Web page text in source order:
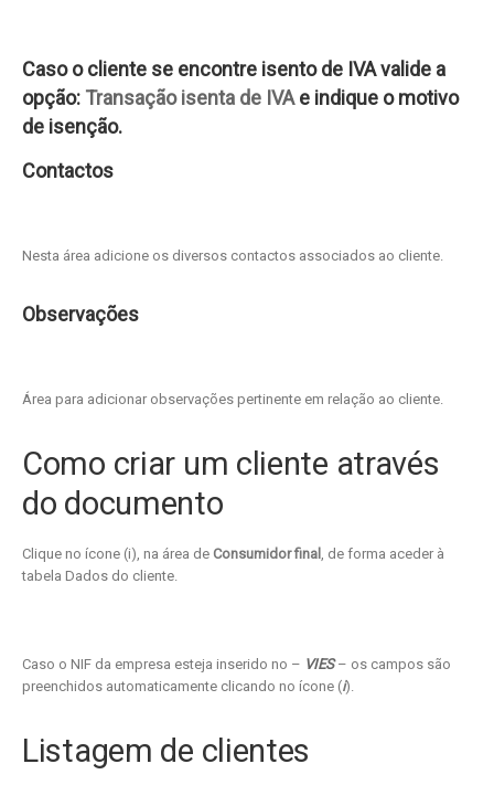
Caso o cliente se encontre isento de IVA valide a
opção: Transação isenta de IVAe indique o motivo
de isenção.
Contactos
Nesta área adicione os diversos contactos associados ao cliente.
Observações
Área para adicionar observações pertinente em relação ao cliente.
Como criar um cliente através
do documento
Clique no ícone (i), na área de Consumidor final , de forma aceder à
tabela Dados do cliente.
Caso o NIF da empresa esteja inserido no – VIES– os campos são
preenchidos automaticamente clicando no ícone (i).
Listagem de clientes